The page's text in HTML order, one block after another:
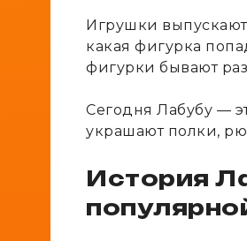
Игрушки
какая фигурка
фигурки бывают
Сегодня Лабубу —
украшают полки,
История